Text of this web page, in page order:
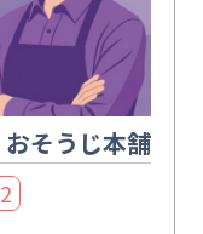
おそうじ本舗
2